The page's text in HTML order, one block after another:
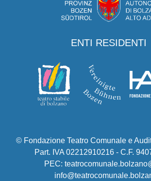
ENTI RESIDENTI
© Fondazione Teatro Comunale e
Part. IVA 02212910216 - C.F.
PEC: